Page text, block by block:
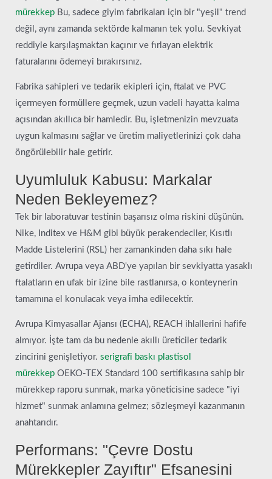
mürekkep Bu, sadece giyim fabrikaları için bir "yeşil" trend
değil, aynı zamanda sektörde kalmanın tek yolu. Sevkiyat
reddiyle karşılaşmaktan kaçınır ve fırlayan elektrik
faturalarını ödemeyi bırakırsınız.
Fabrika sahipleri ve tedarik ekipleri için, ftalat ve PVC
içermeyen formüllere geçmek, uzun vadeli hayatta kalma
açısından akıllıca bir hamledir. Bu, işletmenizin mevzuata
uygun kalmasını sağlar ve üretim maliyetlerinizi çok daha
öngörülebilir hale getirir.
Uyumluluk Kabusu: Markalar
Neden Bekleyemez?
Tek bir laboratuvar testinin başarısız olma riskini düşünün.
Nike, Inditex ve H&M gibi büyük perakendeciler, Kısıtlı
Madde Listelerini (RSL) her zamankinden daha sıkı hale
getirdiler. Avrupa veya ABD'ye yapılan bir sevkiyatta yasaklı
ftalatların en ufak bir izine bile rastlanırsa, o konteynerin
tamamına el konulacak veya imha edilecektir.
Avrupa Kimyasallar Ajansı (ECHA), REACH ihlallerini hafife
almıyor. İşte tam da bu nedenle akıllı üreticiler tedarik
zincirini genişletiyor. serigrafi baskı plastisol
mürekkep OEKO-TEX Standard 100 sertifikasına sahip bir
mürekkep raporu sunmak, marka yöneticisine sadece "iyi
hizmet" sunmak anlamına gelmez; sözleşmeyi kazanmanın
anahtarıdır.
Performans: "Çevre Dostu
Mürekkepler Zayıftır" Efsanesini